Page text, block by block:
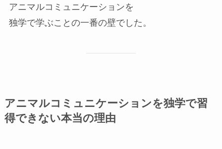
アニマルコミュニケーションを
独学で学ぶことの一番の壁でした。
アニマルコミュニケーションを独学で習
得できない本当の理由